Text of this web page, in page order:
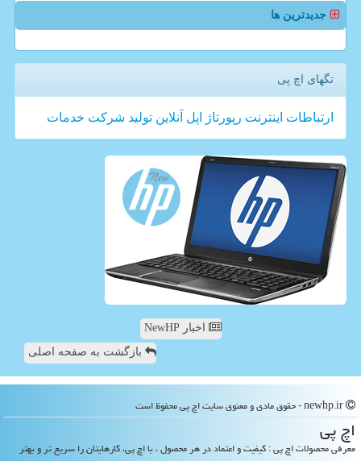
جدیدترین ها
تگهای اچ پی
ارتباطات اینترنت رپورتاژ اپل آنلاین تولید شركت خدمات
اخبار NewHP
بازگشت به صفحه اصلی
اچ پی
معرفی محصولات اچ پی : کیفیت و اعتماد در هر محصول ، با اچ پی، کارهایتان را سریع تر و بهتر